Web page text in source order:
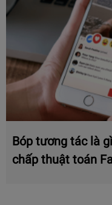
Bóp tương tác là
chấp thuật toán